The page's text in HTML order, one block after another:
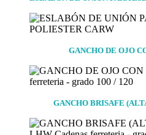
GANCHO DE OJO
GANCHO BRISAFE